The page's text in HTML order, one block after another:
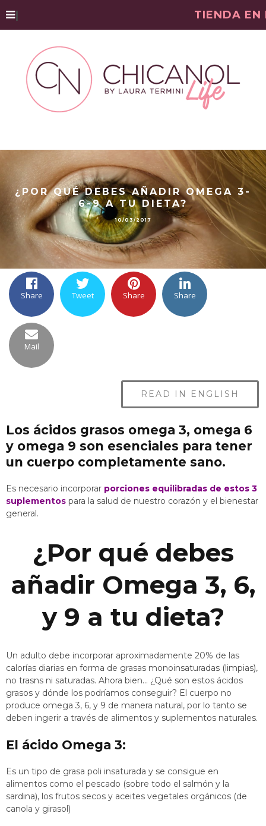
TIENDA
|
¿POR QUÉ DEBES AÑADIR OMEGA 3-
6-9 A TU DIETA?
10/03/2017
Share Tweet Share Share
Mail
READ IN ENGLISH
Los ácidos grasos omega 3, omega 6
y omega 9 son esenciales para tener
un cuerpo completamente sano.
Es necesario incorporar porciones equilibradas de estos 3
suplementos para la salud de nuestro corazón y el bienestar
general.
¿Por qué debes
añadir Omega 3, 6,
y 9 a tu dieta?
Un adulto debe incorporar aproximadamente 20% de las
calorías diarias en forma de grasas monoinsaturadas (limpias),
no trasns ni saturadas. Ahora bien… ¿Qué son estos ácidos
grasos y dónde los podríamos conseguir? El cuerpo no
produce omega 3, 6, y 9 de manera natural, por lo tanto se
deben ingerir a través de alimentos y suplementos naturales.
El ácido Omega 3:
Es un tipo de grasa poli insaturada y se consigue en
alimentos como el pescado (sobre todo el salmón y la
sardina), los frutos secos y aceites vegetales orgánicos (de
canola y girasol)